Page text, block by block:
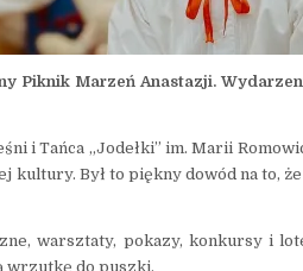
Piknik Marzeń Anastazji.
i Tańca „Jodełki” im. Marii
Był to piękny dowód na to,
warsztaty, pokazy, konkursy i
wrzutkę do puszki.